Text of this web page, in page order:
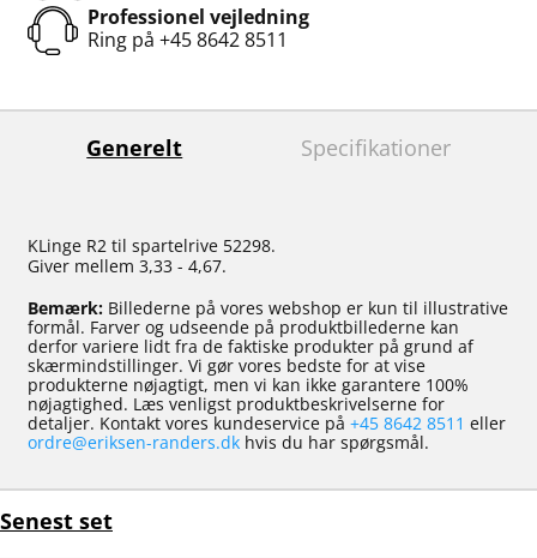
Professionel vejledning
Ring på +45 8642 8511
Generelt Specifikationer
KLinge R2 til spartelrive 52298.
Giver mellem 3,33 - 4,67.
Bemærk: Billederne på vores webshop er kun til illustrative
formål. Farver og udseende på produktbillederne kan
derfor variere lidt fra de faktiske produkter på grund af
skærmindstillinger. Vi gør vores bedste for at vise
produkterne nøjagtigt, men vi kan ikke garantere 100%
nøjagtighed. Læs venligst produktbeskrivelserne for
detaljer. Kontakt vores kundeservice på +45 8642 8511 eller
ordre@eriksen-randers.dk hvis du har spørgsmål.
Senest set